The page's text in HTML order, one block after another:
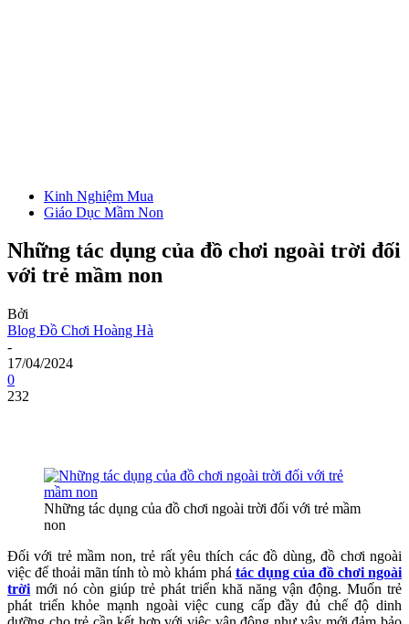
Kinh Nghiệm Mua
Giáo Dục Mầm Non
Những tác dụng của đồ chơi ngoài trời đối
với trẻ mầm non
Bởi
Blog Đồ Chơi Hoàng Hà
-
17/04/2024
0
232
Những tác dụng của đồ chơi ngoài trời đối với trẻ mầm
non
Đối với trẻ mầm non, trẻ rất yêu thích các đồ dùng, đồ chơi ngoài
việc để thoải mãn tính tò mò khám phá tác dụng của đồ chơi ngoài
trời mới nó còn giúp trẻ phát triển khă năng vận động. Muốn trẻ
phát triển khỏe mạnh ngoài việc cung cấp đầy đủ chế độ dinh